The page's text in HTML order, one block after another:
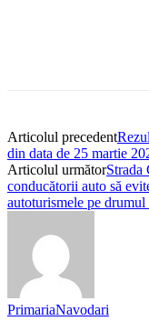
Articolul precedent
din data de 25 martie
Articolul următorStrada
conducătorii auto să
autoturismele pe
PrimariaNavodari